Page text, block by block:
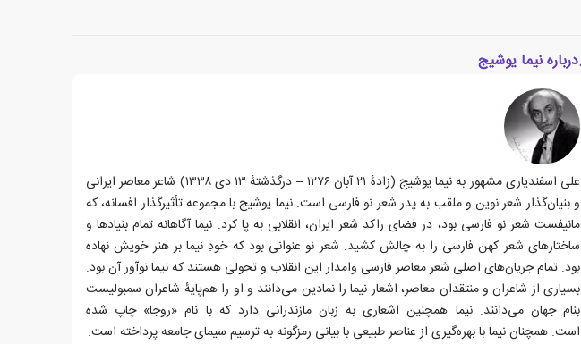
درباره نیما یوشیج
علی اسفندیاری مشهور به نیما یوشیج (زادهٔ ۲۱ آبان ۱۲۷۶ – درگذشتهٔ ۱۳ دی ۱۳۳۸) شاعر معاصر ایرانی
و بنیان‌گذار شعر نوین و ملقب به پدر شعر نو فارسی است. نیما یوشیج با مجموعه تأثیرگذار افسانه، که
مانیفست شعر نو فارسی بود، در فضای راکد شعر ایران، انقلابی به پا کرد. نیما آگاهانه تمام بنیادها و
ساختارهای شعر کهن فارسی را به چالش کشید. شعر نو عنوانی بود که خودِ نیما بر هنر خویش نهاده‌
بود. تمام جریان‌های اصلی شعر معاصر فارسی وامدار این انقلاب و تحولی هستند که نیما نوآور آن بود.
بسیاری از شاعران و منتقدان معاصر، اشعار نیما را نمادین می‌دانند و او را هم‌پایهٔ شاعران سمبولیست
بنام جهان می‌دانند. نیما همچنین اشعاری به زبان مازندرانی دارد که با نام «روجا» چاپ شده‌
است. همچنان نیما با بهره‌گیری از عناصر طبیعی با بیانی رمزگونه به ترسیم سیمای جامعه پرداخته‌ است.